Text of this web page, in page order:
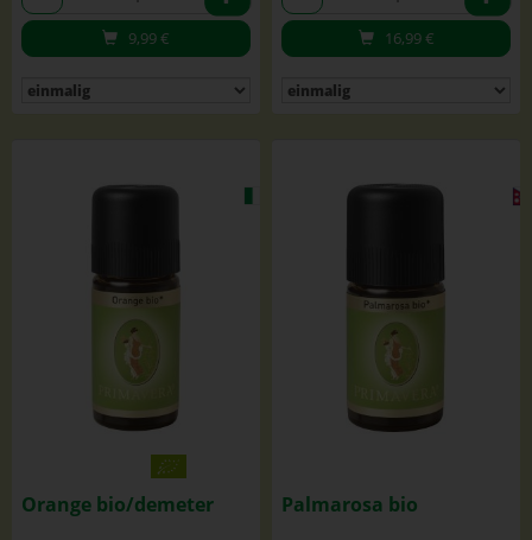
9,99€ 16,99€
Orange bio/demeter Palmarosa bio